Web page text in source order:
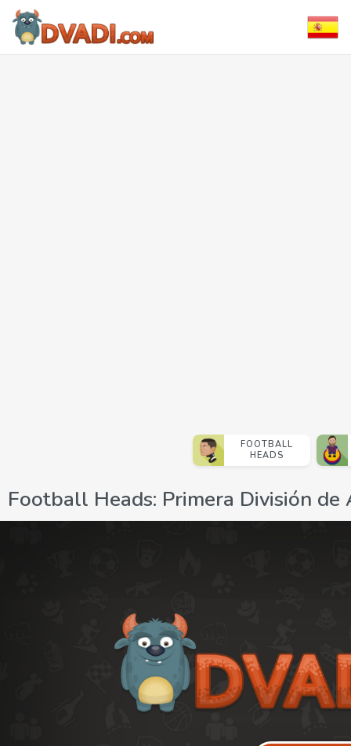
FOOTBALL
HEADS
Football Heads: Primera División